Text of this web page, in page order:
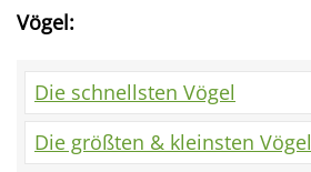
Vögel:
Die schnellsten Vögel
Die größten & kleinsten Vögel